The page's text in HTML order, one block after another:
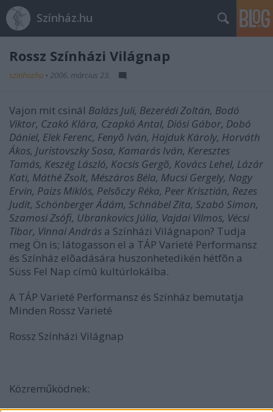
Színház.hu
Rossz Színházi Világnap
szinhazhu • 2006. március 23.
Vajon mit csinál Balázs Juli, Bezerédi Zoltán, Bodó
Viktor, Czakó Klára, Czapkó Antal, Diósi Gábor, Dobó
Dániel, Elek Ferenc, Fenyõ Iván, Hajduk Károly, Horváth
Ákos, Juristovszky Sosa, Kamarás Iván, Keresztes
Tamás, Keszég László, Kocsis Gergõ, Kovács Lehel, Lázár
Kati, Máthé Zsolt, Mészáros Béla, Mucsi Gergely, Nagy
Ervin, Paizs Miklós, Pelsõczy Réka, Peer Krisztián, Rezes
Judit, Schönberger Ádám, Schnábel Zita, Szabó Simon,
Szamosi Zsófi, Ubrankovics Júlia, Vajdai Vilmos, Vécsi
Tibor, Vinnai András a Színházi Világnapon? Tudja
meg Ön is; látogasson el a TÁP Varieté Performansz
és Színház elõadására huszonhetedikén hétfõn a
Süss Fel Nap címû kultúrlokálba.
A TÁP Varieté Performansz és Színház bemutatja
Minden Rossz Varieté
Rossz Színházi Világnap
Közreműködnek: